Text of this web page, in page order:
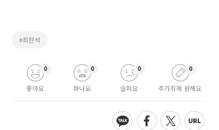
#최현석
좋아요
0
화나요
0
슬퍼요
0
추가취재 원해요
0